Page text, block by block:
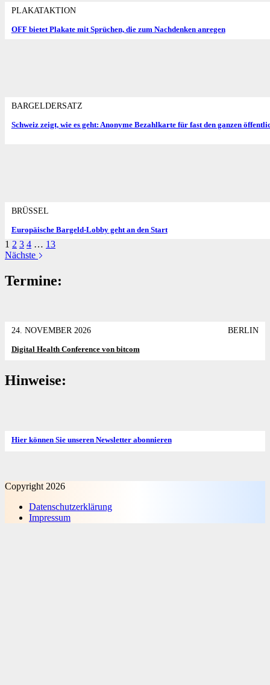
PLAKATAKTION
OFF bietet Plakate mit Sprüchen, die zum Nachdenken anregen
BARGELDERSATZ
Schweiz zeigt, wie es geht: Anonyme Bezahlkarte für fast den ganzen
BRÜSSEL
Europäische Bargeld-Lobby geht an den Start
1 2 3 4 … 13
Nächste
Termine:
24. NOVEMBER 2026 BERLIN
Digital Health Conference von bitcom
Hinweise:
Hier können Sie unseren Newsletter abonnieren
Copyright 2026
Datenschutz­erklärung
Impressum